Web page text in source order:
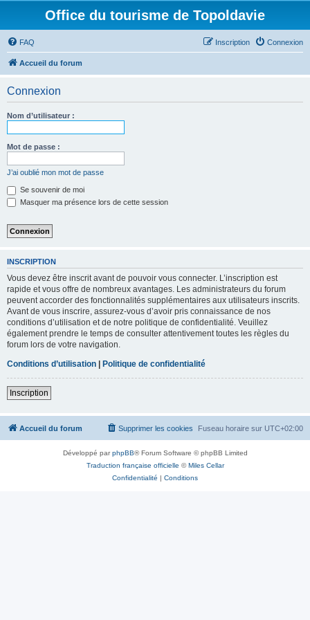
Office du tourisme de Topoldavie
FAQ Connexion
Inscription
Accueil du forum
Connexion
Nom d’utilisateur :
Mot de passe :
J’ai oublié mon mot de passe
Se souvenir de moi
Masquer ma présence lors de cette session
INSCRIPTION
Vous devez être inscrit avant de pouvoir vous connecter. L’inscription est
rapide et vous offre de nombreux avantages. Les administrateurs du forum
peuvent accorder des fonctionnalités supplémentaires aux utilisateurs inscrits.
Avant de vous inscrire, assurez-vous d’avoir pris connaissance de nos
conditions d’utilisation et de notre politique de confidentialité. Veuillez
également prendre le temps de consulter attentivement toutes les règles du
forum lors de votre navigation.
Conditions d’utilisation | Politique de confidentialité
Inscription
Accueil du forum Fuseau horaire sur UTC+02:00
Supprimer les cookies
Développé parphpBB® Forum Software © phpBB Limited
Traduction française officielle ©Miles Cellar
Confidentialité | Conditions